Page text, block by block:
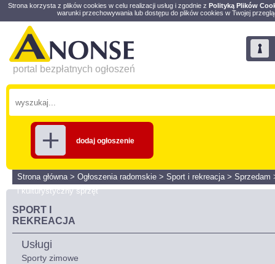
Strona korzysta z plików cookies w celu realizacji usług i zgodnie z Polityką Plików
warunki przechowywania lub dostępu do plików cookies w Twojej
portal bezpłatnych ogłoszeń
dodaj ogłoszenie
Strona główna> Ogłoszenia radomskie > Sport i rekreacja> Sprzedam
i kulturystyczny sprzęt
SPORT I
REKREACJA
Usługi
Sporty zimowe